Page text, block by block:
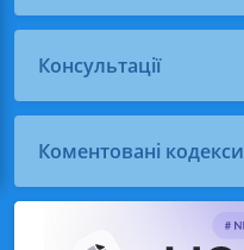
Консультації
Коментовані кодекси